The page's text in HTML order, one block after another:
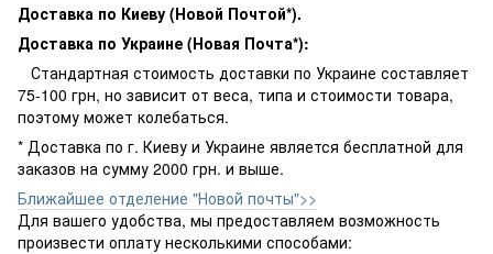
Доставка по Киеву (Новой Почтой*).
Доставка по Украине (Новая Почта*):
Стандартная стоимость доставки по Украине составляет
75-100 грн, но зависит от веса, типа и стоимости товара,
поэтому может колебаться.
* Доставка по г. Киеву и Украине является бесплатной для
заказов на сумму 2000 грн. и выше.
Ближайшее отделение "Новой почты">>
Для вашего удобства, мы предоставляем возможность
произвести оплату несколькими способами: